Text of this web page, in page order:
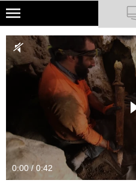
Skip
main
content
NATIONAL GEOGRAPHIC
TRAVELER
PODCASTY
Newsletter
Cuda Polski
0:00 / 0:42